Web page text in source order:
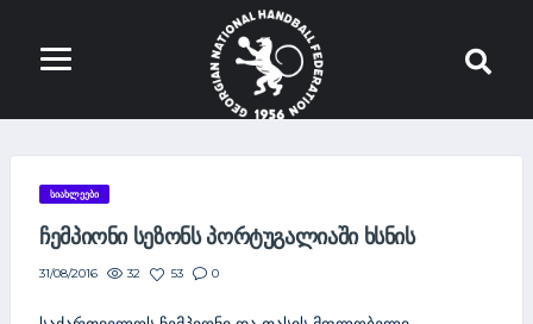
ᲡᲘᲐᲮᲚᲔᲔᲑᲘ
ᲩᲔᲛᲞᲘᲝᲜᲘ ᲡᲔᲖᲝᲜᲡ ᲞᲝᲠᲢᲣᲒᲐᲚᲘᲐᲨᲘ ᲮᲡᲜᲘᲡ
31/08/2016 32 53 0